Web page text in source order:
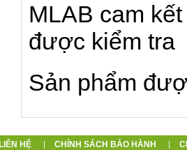
MLAB cam
được kiểm tra
Sản phẩm
LIÊN HỆ CHÍNH SÁCH BẢO HÀNH